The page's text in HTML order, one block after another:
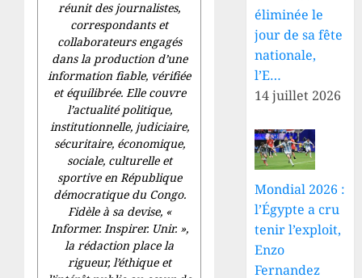
réunit des journalistes,
correspondants et
collaborateurs engagés
dans la production d’une
information fiable, vérifiée
et équilibrée. Elle couvre
l’actualité politique,
institutionnelle, judiciaire,
sécuritaire, économique,
sociale, culturelle et
sportive en République
démocratique du Congo.
Fidèle à sa devise, «
Informer. Inspirer. Unir.»,
la rédaction place la
rigueur, l’éthique et
éliminée le
jour de sa fête
nationale,
l’E…
14 juillet 2026
Mondial 2026 :
l’Égypte a cru
tenir l’exploit,
Enzo
Fernandez